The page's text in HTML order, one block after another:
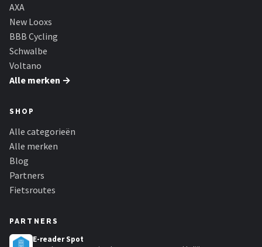
Voltano
Shimano
Cortina
AXA
New Looxs
BBB Cycling
Schwalbe
Voltano
Alle merken →
SHOP
Alle categorieën
Alle merken
Blog
Partners
Fietsroutes
PARTNERS
E-reader Spot